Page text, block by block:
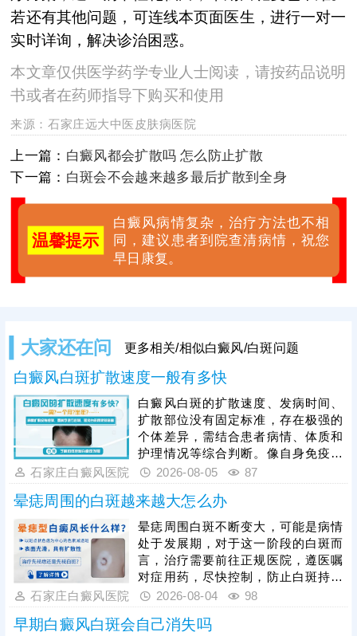
若还有其他问题，可连线本页面医生，进行一对一
实时详询，解决诊治困惑。
本文章仅供医学药学专业人士阅读，请按药品说明
书或者在药师指导下购买和使用
来源：石家庄远大中医皮肤病医院
上一篇： 白癜风都会扩散吗 怎么防止扩散
下一篇： 白斑会不会越来越多最后扩散到全身
温馨提示
白癜风病情复杂，治疗方法也不相
同，建议患者到院查清病情，祝您
早日康复。
大家还在问 更多相关/相似白癜风/白斑问题
白癜风白斑扩散速度一般有多快
白癜风白斑的扩散速度、发病时间、
扩散部位没有固定标准，存在极强的
个体差异，需结合患者病情、体质和
护理情况等综合判断。像自身免疫紊
乱、精神压力大、外伤、熬夜等因
素，都会加速白斑扩散，想要有效遏
制病情，患者发病后需及时就医，根
据白癜风分型、分期开展科学对症治
疗，日常需做好皮肤护理，规避暴
晒、摩擦、外伤等诱因，保持规律作
息与良好心态，全方位降低白斑扩散
概率，稳定控制病情。
石家庄白癜风医院 2026-08-05 87
晕痣周围的白斑越来越大怎么办
晕痣周围白斑不断变大，可能是病情
处于发展期，对于这一阶段的白斑而
言，治疗需要前往正规医院，遵医嘱
对症用药，尽快控制，防止白斑持续
扩散。如果白斑扩散速度不是很快，
308激光，靶向性照射，治疗起效
石家庄白癜风医院 2026-08-04 98
早期白癜风白斑会自己消失吗